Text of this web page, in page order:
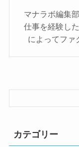
マナラボ編集
仕事を経験し
によってファ
カテゴリー